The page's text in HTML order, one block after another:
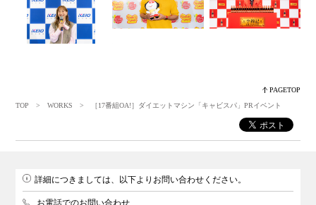
PAGETOP
TOP
>WORKS > ［17番組OA!］ダイエットマシン「キャビスパ」PRイベント
詳細につきましては、以下よりお問い合わせください。
お電話でのお問い合わせ